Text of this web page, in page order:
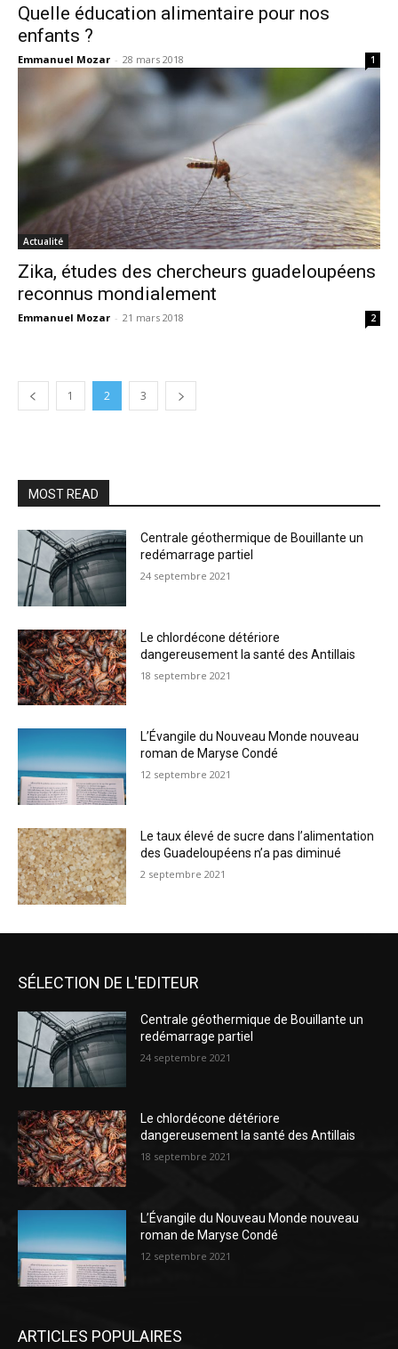
Quelle éducation alimentaire pour nos
enfants ?
Emmanuel Mozar - 28 mars 2018 1
Actualité
Zika, études des chercheurs guadeloupéens
reconnus mondialement
Emmanuel Mozar - 21 mars 2018 2
1 2 3
MOST READ
Centrale géothermique de Bouillante un
redémarrage partiel
24 septembre 2021
Le chlordécone détériore
dangereusement la santé des Antillais
18 septembre 2021
L’Évangile du Nouveau Monde nouveau
roman de Maryse Condé
12 septembre 2021
Le taux élevé de sucre dans l’alimentation
des Guadeloupéens n’a pas diminué
2 septembre 2021
SÉLECTION DE L'EDITEUR
Centrale géothermique de Bouillante un
redémarrage partiel
24 septembre 2021
Le chlordécone détériore
dangereusement la santé des Antillais
18 septembre 2021
L’Évangile du Nouveau Monde nouveau
roman de Maryse Condé
12 septembre 2021
ARTICLES POPULAIRES